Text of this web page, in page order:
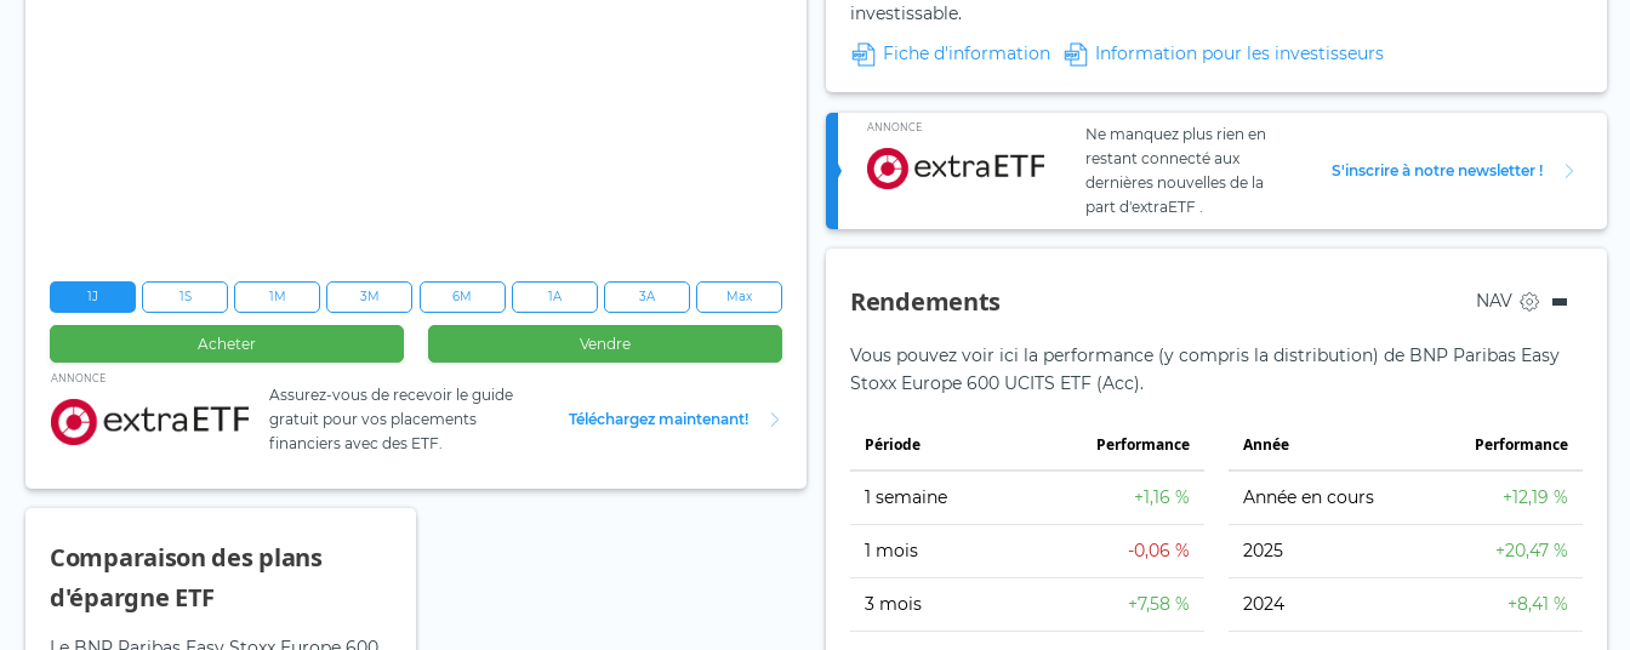
1J 1S 1M 3M 6M 1A 3A Max
Acheter Vendre
ANNONCE
Assurez-vous de recevoir le guide
gratuit pour vos placements
financiers avec des ETF.
Téléchargez maintenant!
Comparaison des plans
d'épargne ETF
investissable.
Fiche d'information
Information pour les investisseurs
ANNONCE
Ne manquez plus rien en
restant connecté aux
dernières nouvelles de la
part d'extraETF .
S'inscrire à notre newsletter !
Rendements NAV
Vous pouvez voir ici la performance (y compris la distribution) de BNP Paribas Easy
Stoxx Europe 600 UCITS ETF (Acc).
Période Performance
1 semaine +1,16 %
1 mois -0,06 %
3 mois +7,58 %
Année Performance
Année en cours +12,19 %
2025 +20,47 %
2024 +8,41 %